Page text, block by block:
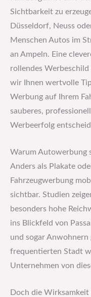
Sichtbarkeit zu
Düsseldorf, Neuss
Menschen Autos im
an Ampeln. Eine
rollendes Werbeschild
wir Ihnen wertvolle
Werbung auf Ihrem
sauberes,
Werbeerfolg
Warum Autowerbung
Anders als Plakate
Fahrzeugwerbung
sichtbar. Studien
besonders hohe
ins Blickfeld von
und sogar Anwohnern
frequentierten Stadt
Unternehmen von
Doch die